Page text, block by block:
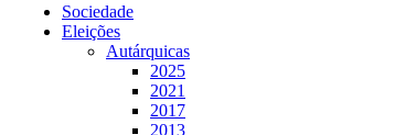
Sociedade
Eleições
Autárquicas
2025
2021
2017
2013